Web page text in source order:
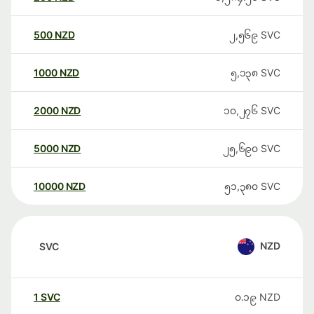
500 NZD ၂,၅၆၉ SVC
1000 NZD ၅,၁၃၈ SVC
2000 NZD ၁၀,၂၇၆ SVC
5000 NZD ၂၅,၆၉၀ SVC
10000 NZD ၅၁,၃၈၀ SVC
SVC NZD
1 SVC ၀.၁၉ NZD